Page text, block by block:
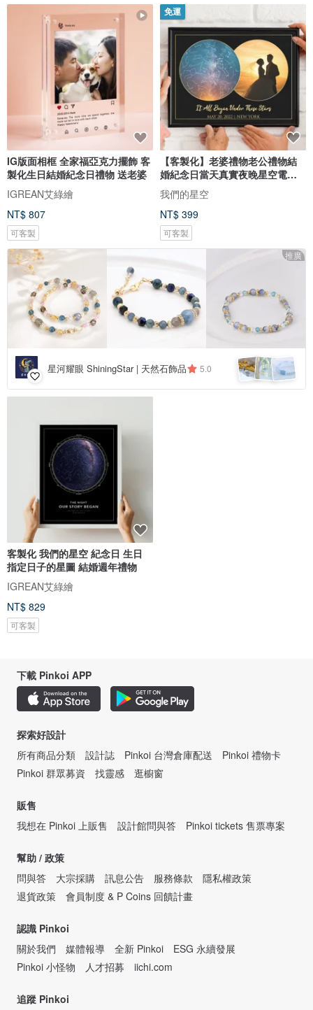
IG版面相框 全家福亞克力擺飾 客
製化生日結婚紀念日禮物 送老婆
IGREAN艾綠繪
NT$ 807
可客製
免運
【客製化】老婆禮物老公禮物結
婚紀念日當天真實夜晚星空電子
圖檔
我們的星空
NT$ 399
可客製
推廣
星河耀眼 ShiningStar | 天然石飾品 5.0
客製化 我們的星空 紀念日 生日
指定日子的星圖 結婚週年禮物
IGREAN艾綠繪
NT$ 829
可客製
下載 Pinkoi APP
探索好設計
所有商品分類
設計誌 Pinkoi 台灣倉庫配送
Pinkoi 禮物卡
Pinkoi 群眾募資
找靈感 逛櫥窗
販售
我想在 Pinkoi 上販售
設計館問與答 Pinkoi tickets 售票專案
幫助 / 政策
問與答
大宗採購 訊息公告 服務條款
隱私權政策
退貨政策
會員制度 & P Coins 回饋計畫
認識 Pinkoi
關於我們
媒體報導 全新 Pinkoi
ESG 永續發展
Pinkoi 小怪物
人才招募 iichi.com
追蹤 Pinkoi